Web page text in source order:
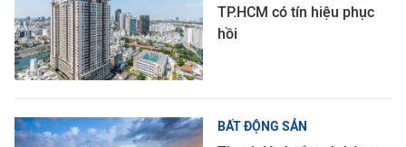
TP.HCM có tín hiệu phục
hồi
BẤT ĐỘNG SẢN